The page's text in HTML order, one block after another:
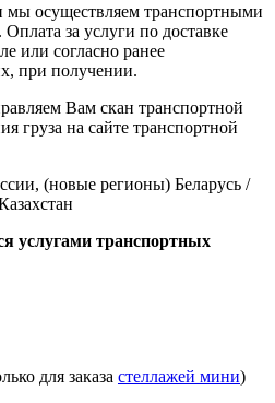
мы осуществляем транспортными
за услуги по доставке
или согласно ранее
при получении.
Вам скан транспортной
груза на сайте транспортной
(новые регионы) Беларусь /
услугами транспортных
для заказа стеллажей мини)